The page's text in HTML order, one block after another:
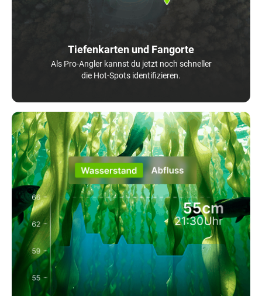
Tiefenkarten und Fangorte
Als Pro-Angler kannst du jetzt noch schneller
die Hot-Spots identifizieren.